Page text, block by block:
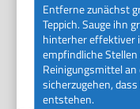
Entferne zunächst
Teppich. Sauge ihn
hinterher effektiver
empfindliche Stellen
Reinigungsmittel
sicherzugehen,
entstehen.